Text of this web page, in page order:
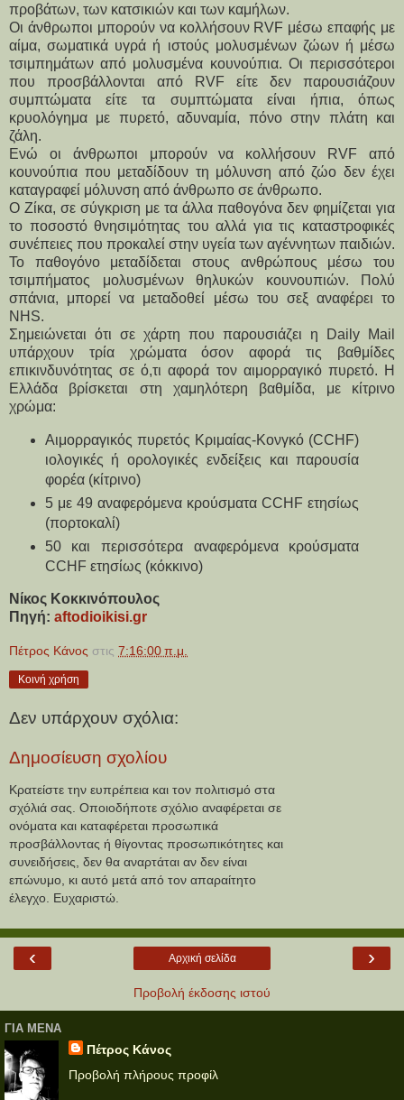
προβάτων, των κατσικιών και των καμήλων.
Οι άνθρωποι μπορούν να κολλήσουν RVF μέσω επαφής με
αίμα, σωματικά υγρά ή ιστούς μολυσμένων ζώων ή μέσω
τσιμπημάτων από μολυσμένα κουνούπια. Οι περισσότεροι
που προσβάλλονται από RVF είτε δεν παρουσιάζουν
συμπτώματα είτε τα συμπτώματα είναι ήπια, όπως
κρυολόγημα με πυρετό, αδυναμία, πόνο στην πλάτη και
ζάλη.
Ενώ οι άνθρωποι μπορούν να κολλήσουν RVF από
κουνούπια που μεταδίδουν τη μόλυνση από ζώο δεν έχει
καταγραφεί μόλυνση από άνθρωπο σε άνθρωπο.
Ο Ζίκα, σε σύγκριση με τα άλλα παθογόνα δεν φημίζεται για
το ποσοστό θνησιμότητας του αλλά για τις καταστροφικές
συνέπειες που προκαλεί στην υγεία των αγέννητων παιδιών.
Το παθογόνο μεταδίδεται στους ανθρώπους μέσω του
τσιμπήματος μολυσμένων θηλυκών κουνουπιών. Πολύ
σπάνια, μπορεί να μεταδοθεί μέσω του σεξ αναφέρει το
NHS.
Σημειώνεται ότι σε χάρτη που παρουσιάζει η Daily Mail
υπάρχουν τρία χρώματα όσον αφορά τις βαθμίδες
επικινδυνότητας σε ό,τι αφορά τον αιμορραγικό πυρετό. Η
Ελλάδα βρίσκεται στη χαμηλότερη βαθμίδα, με κίτρινο
χρώμα:
Aιμορραγικός πυρετός Κριμαίας-Κονγκό (CCHF)
ιολογικές ή ορολογικές ενδείξεις και παρουσία
φορέα (κίτρινο)
5 με 49 αναφερόμενα κρούσματα CCHF ετησίως
(πορτοκαλί)
50 και περισσότερα αναφερόμενα κρούσματα
CCHF ετησίως (κόκκινο)
Νίκος Κοκκινόπουλος
Πηγή: aftodioikisi.gr
Πέτρος Κάνος στις 7:16:00 π.μ.
Κοινή χρήση
Δεν υπάρχουν σχόλια:
Δημοσίευση σχολίου
Κρατείστε την ευπρέπεια και τον πολιτισμό στα
σχόλιά σας. Οποιοδήποτε σχόλιο αναφέρεται σε
ονόματα και καταφέρεται προσωπικά
προσβάλλοντας ή θίγοντας προσωπικότητες και
συνειδήσεις, δεν θα αναρτάται αν δεν είναι
επώνυμο, κι αυτό μετά από τον απαραίτητο
έλεγχο. Ευχαριστώ.
‹ ›
Αρχική σελίδα
Προβολή έκδοσης ιστού
ΓΙΑ ΜΕΝΑ
Πέτρος Κάνος
Προβολή πλήρους προφίλ